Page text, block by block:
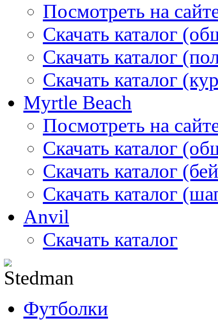
Посмотреть на
Скачать каталог
Скачать каталог
Скачать каталог
Myrtle Beach
Посмотреть на
Скачать каталог
Скачать каталог
Скачать каталог
Anvil
Скачать каталог
Футболки